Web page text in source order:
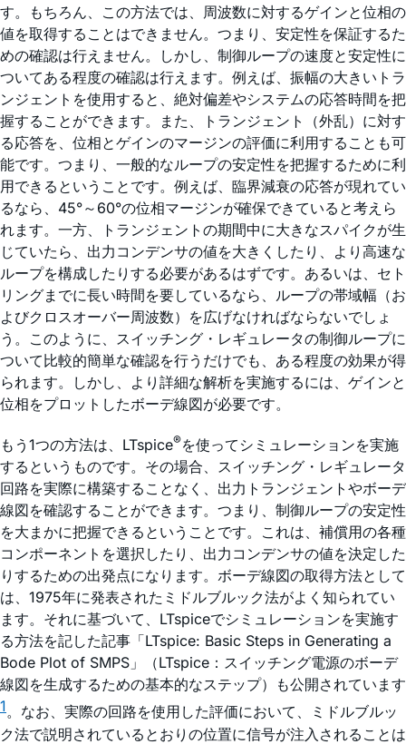
す。もちろん、この方法では、周波数に対するゲインと位相の
値を取得することはできません。つまり、安定性を保証するた
めの確認は行えません。しかし、制御ループの速度と安定性に
ついてある程度の確認は行えます。例えば、振幅の大きいトラ
ンジェントを使用すると、絶対偏差やシステムの応答時間を把
握することができます。また、トランジェント（外乱）に対す
る応答を、位相とゲインのマージンの評価に利用することも可
能です。つまり、一般的なループの安定性を把握するために利
用できるということです。例えば、臨界減衰の応答が現れてい
るなら、45°～60°の位相マージンが確保できていると考えら
れます。一方、トランジェントの期間中に大きなスパイクが生
じていたら、出力コンデンサの値を大きくしたり、より高速な
ループを構成したりする必要があるはずです。あるいは、セト
リングまでに長い時間を要しているなら、ループの帯域幅（お
よびクロスオーバー周波数）を広げなければならないでしょ
う。このように、スイッチング・レギュレータの制御ループに
ついて比較的簡単な確認を行うだけでも、ある程度の効果が得
られます。しかし、より詳細な解析を実施するには、ゲインと
位相をプロットしたボーデ線図が必要です。
もう1つの方法は、LTspice®を使ってシミュレーションを実施
するというものです。その場合、スイッチング・レギュレータ
回路を実際に構築することなく、出力トランジェントやボーデ
線図を確認することができます。つまり、制御ループの安定性
を大まかに把握できるということです。これは、補償用の各種
コンポーネントを選択したり、出力コンデンサの値を決定した
りするための出発点になります。ボーデ線図の取得方法として
は、1975年に発表されたミドルブルック法がよく知られてい
ます。それに基づいて、LTspiceでシミュレーションを実施す
る方法を記した記事「LTspice: Basic Steps in Generating a
Bode Plot of SMPS」（LTspice：スイッチング電源のボーデ
線図を生成するための基本的なステップ）も公開されています
1。なお、実際の回路を使用した評価において、ミドルブルッ
ク法で説明されているとおりの位置に信号が注入されることは